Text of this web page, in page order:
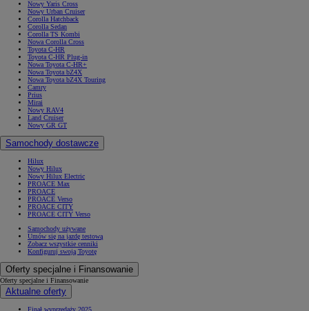
Nowy Yaris Cross
Nowy Urban Cruiser
Corolla Hatchback
Corolla Sedan
Corolla TS Kombi
Nowa Corolla Cross
Toyota C-HR
Toyota C-HR Plug-in
Nowa Toyota C-HR+
Nowa Toyota bZ4X
Nowa Toyota bZ4X Touring
Camry
Prius
Mirai
Nowy RAV4
Land Cruiser
Nowy GR GT
Samochody dostawcze
Hilux
Nowy Hilux
Nowy Hilux Electric
PROACE Max
PROACE
PROACE Verso
PROACE CITY
PROACE CITY Verso
Samochody używane
Umów się na jazdę testową
Zobacz wszystkie cenniki
Konfiguruj swoją Toyotę
Oferty specjalne i Finansowanie
Oferty specjalne i Finansowanie
Aktualne oferty
Finał wyprzedaży 2025